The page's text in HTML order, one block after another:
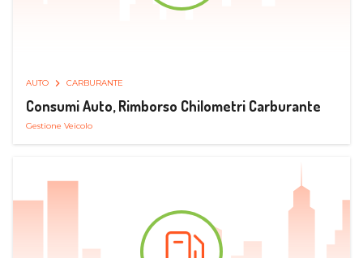
AUTO CARBURANTE
Consumi Auto, Rimborso Chilometri Carburante
Gestione Veicolo